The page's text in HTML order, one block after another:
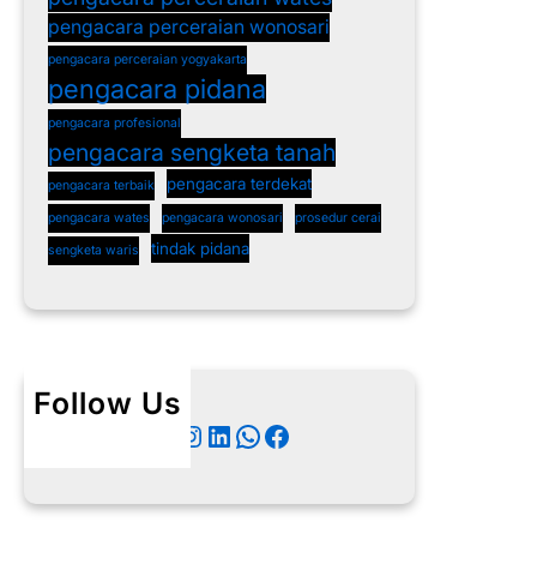
pengacara perceraian wonosari
pengacara perceraian yogyakarta
pengacara pidana
pengacara profesional
pengacara sengketa tanah
pengacara terbaik pengacara terdekat
pengacara wates pengacara wonosari prosedur cerai
sengketa waris tindak pidana
Follow Us
Instagram LinkedIn WhatsApp Facebook